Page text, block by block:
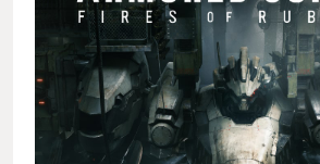
いることである。コントローラーの操作レ
ンパクトにまとまっており、少し慣れると高
ンを、意のままに、手に吸い付くような感覚
機を操作すること自体が非常に面白いのだが
り上げたメカなのだから、なおのこと気分
た、単純な仕掛けではあるが、ボスを倒した
ョンになる演出も非常に気持ちが良い。 爽
える要素として、秀逸なUIも良く機能してい